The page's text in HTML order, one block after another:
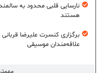
نارسایی قلبی محدود به
هستند
برگزاری کنسرت علیرضا قربانی
علاقه‌مندان موسیقی